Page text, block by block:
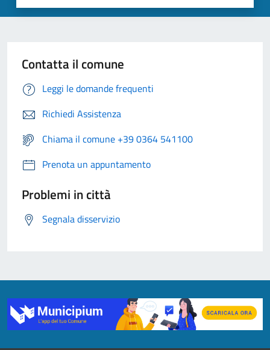
Contatta il comune
Leggi le domande frequenti
Richiedi Assistenza
Chiama il comune +39 0364 541100
Prenota un appuntamento
Problemi in città
Segnala disservizio